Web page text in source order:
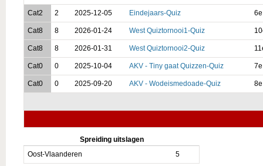
Cat2 2 2025-12-05 Eindejaars-Quiz
Cat8 8 2026-01-24 West Quiztornooi1-Quiz
Cat8 8 2026-01-31 West Quiztornooi2-Quiz
Cat0 0 2025-10-04 AKV - Tiny gaat Quizzen-Quiz
Cat0 0 2025-09-20 AKV - Wodeismedoade-Quiz
Spreiding uitslagen
Oost-Vlaanderen
5